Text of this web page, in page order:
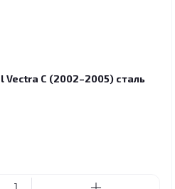
Vectra C (2002–2005) сталь